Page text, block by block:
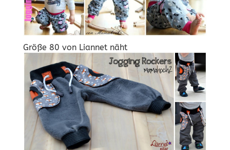
Größe 80 von Liannet näht